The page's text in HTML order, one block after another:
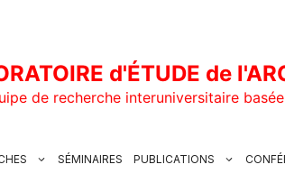
d'ÉTUDE de
de recherche interuniversitaire
SÉMINAIRES PUBLICATIONS